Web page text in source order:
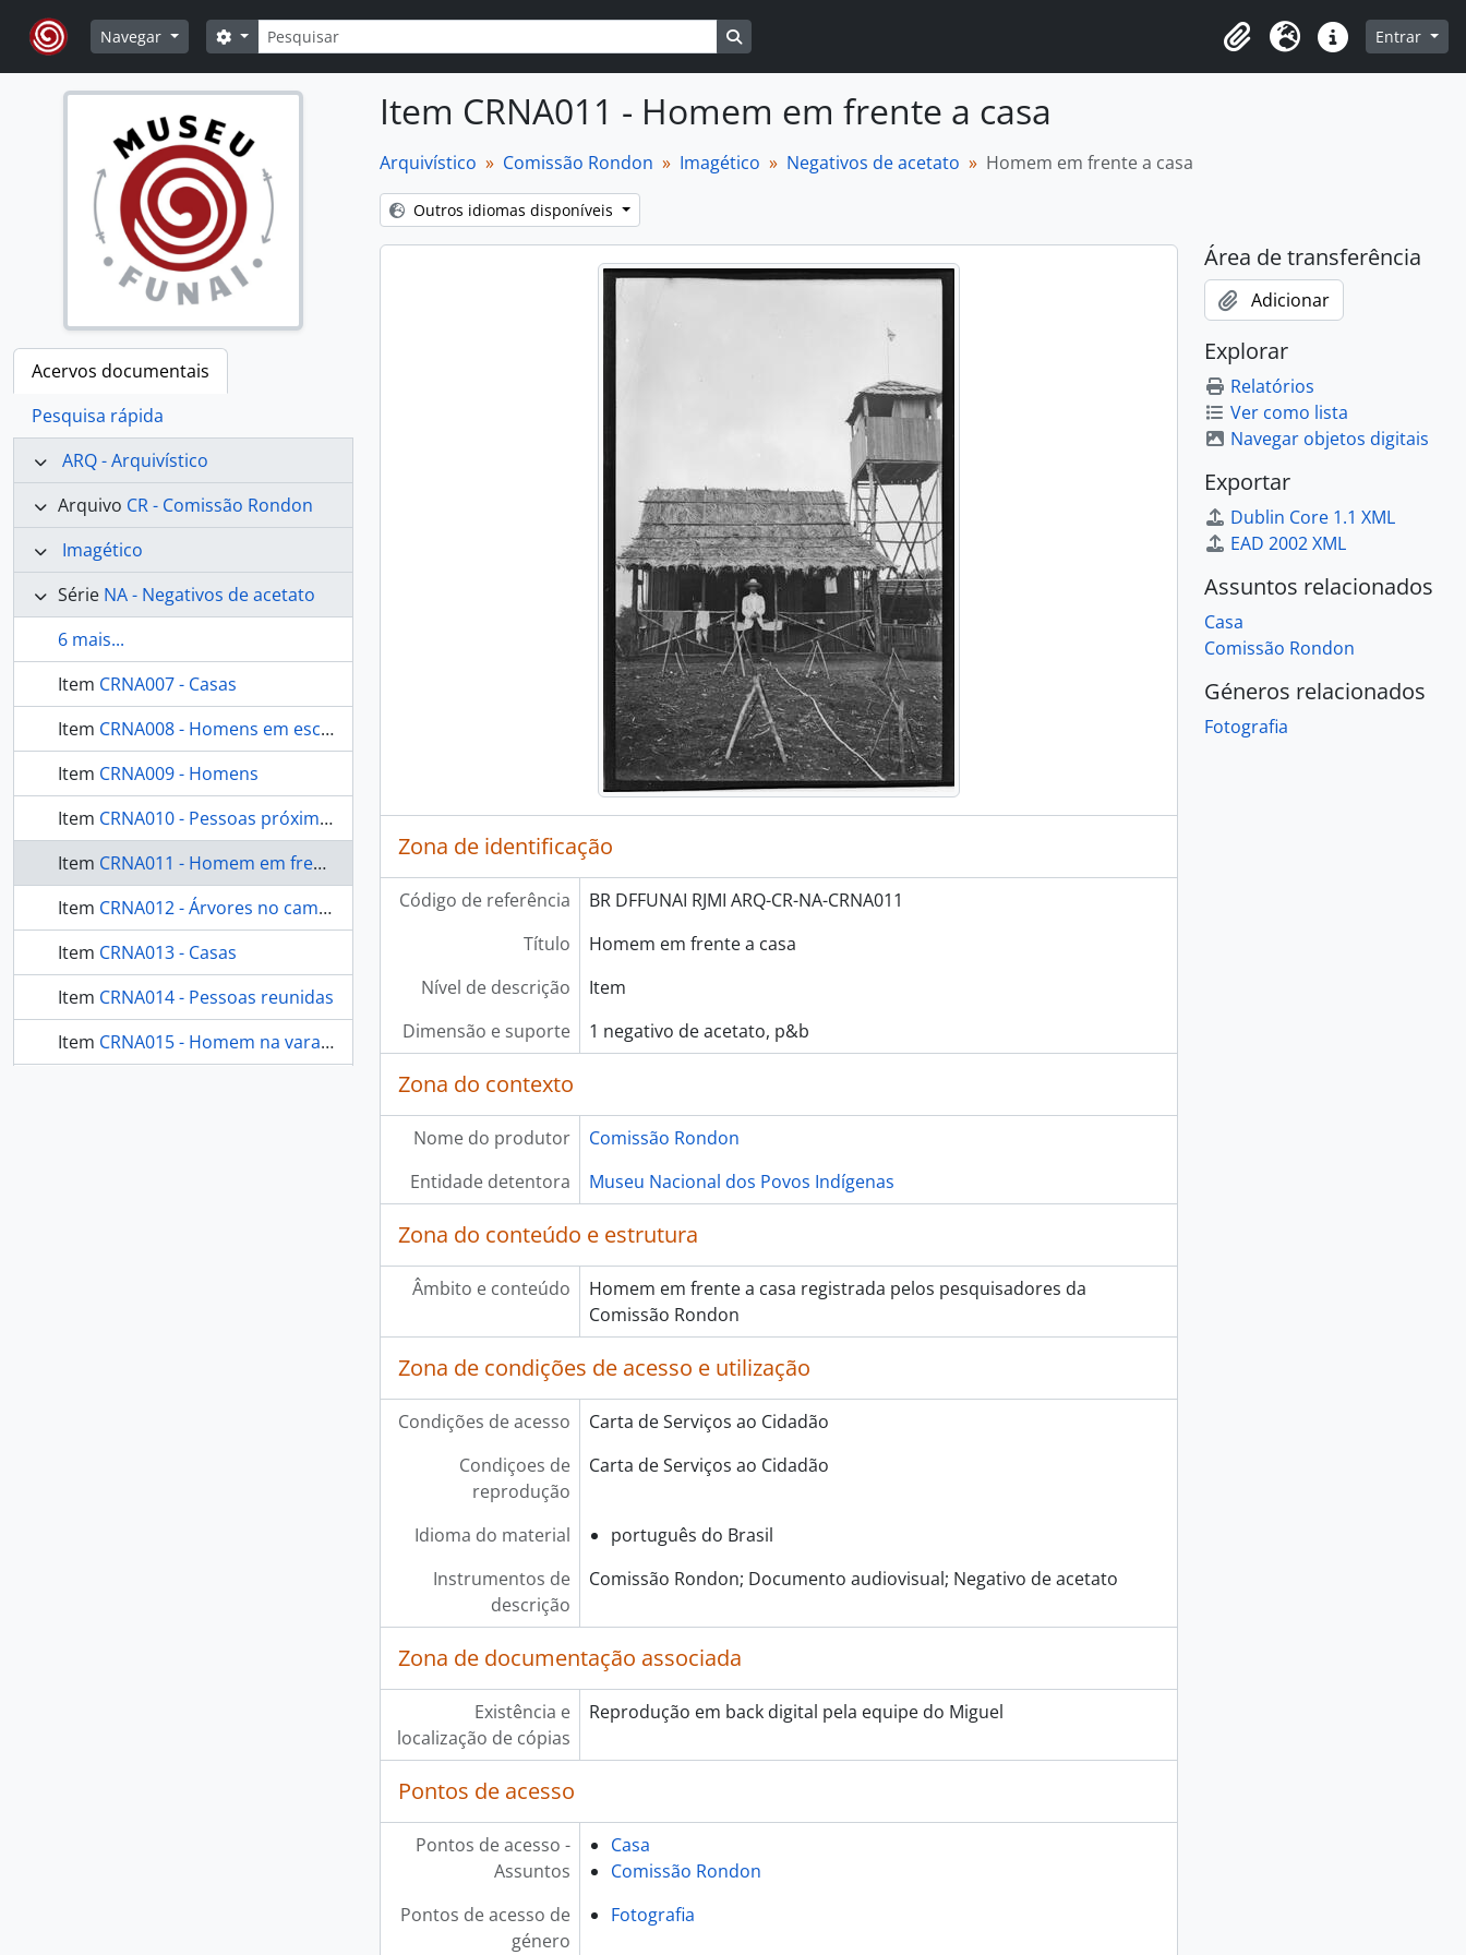
Skip to main content
Navegar
Pesquisar
Opções de busca
Área de transferência
Idioma Ligações rápidas
Entrar
Acervos documentais
Pesquisa rápida
ARQ - Arquivístico
Arquivo CR - Comissão Rondon
Imagético
Série NA - Negativos de acetato
6 mais...
Item CRNA007 - Casas
Item CRNA008 - Homens em escada
Item CRNA009 - Homens
Item CRNA010 - Pessoas próximas a casas indígenas
Item CRNA011 - Homem em frente a casa
Item CRNA012 - Árvores no campo
Item CRNA013 - Casas
Item CRNA014 - Pessoas reunidas
Item CRNA015 - Homem na varanda
Item CRNA011 - Homem em frente a casa
Arquivístico Comissão Rondon Imagético Negativos de acetato Homem em frente a casa
Outros idiomas disponíveis
Zona de identificação
Código de referência
BR DFFUNAI RJMI ARQ-CR-NA-CRNA011
Título
Homem em frente a casa
Nível de descrição
Item
Dimensão e suporte
1 negativo de acetato, p&b
Zona do contexto
Nome do produtor
Comissão Rondon
Entidade detentora
Museu Nacional dos Povos Indígenas
Zona do conteúdo e estrutura
Âmbito e conteúdo
Homem em frente a casa registrada pelos pesquisadores da
Comissão Rondon
Zona de condições de acesso e utilização
Condições de acesso
Carta de Serviços ao Cidadão
Condiçoes de
reprodução
Carta de Serviços ao Cidadão
Idioma do material
português do Brasil
Instrumentos de
descrição
Comissão Rondon; Documento audiovisual; Negativo de acetato
Zona de documentação associada
Existência e
localização de cópias
Reprodução em back digital pela equipe do Miguel
Pontos de acesso
Pontos de acesso -
Assuntos
Casa
Comissão Rondon
Pontos de acesso de
género
Fotografia
Área de transferência
Adicionar
Explorar
Relatórios
Ver como lista
Navegar objetos digitais
Exportar
Dublin Core 1.1 XML
EAD 2002 XML
Assuntos relacionados
Casa
Comissão Rondon
Géneros relacionados
Fotografia